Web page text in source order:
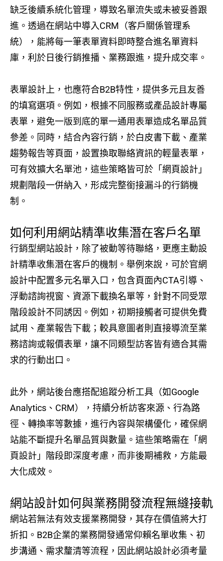
缺乏後續系統化管理，導致名單流失或未被妥善跟
進。透過在網站中導入CRM（客戶關係管理系
統），能將每一筆表單資料即時整合進名單資料
庫，利於日後行銷推播、業務跟進，提升成交率。
表單設計上，也應符合B2B特性，提供多元且友善
的填寫選項。例如，根據不同服務或產品設計專屬
表單，避免一版到底的單一通用表單造成名單品質
參差。同時，結合內容行銷，於白皮書下載、產業
趨勢報告等頁面，設置換取聯絡資訊的輕量表單，
可有效擴大名單池，這些策略皆可於「網頁設計」
規劃階段一併納入，形成完整銜接漏斗的行銷機
制。
如何利用網站精準收集潛在客戶名單
行銷型網站設計，除了被動等待聯絡，更應主動設
計精準收集潛在客戶的機制。舉例來說，可於官網
設計中配置多元名單入口，包含頁面內CTA引導、
浮動諮詢視窗、資源下載換名單等，針對不同受眾
階段設計不同誘因。例如，初期接觸者可提供免費
試用、產業報告下載；較具意圖者則直接導流至業
務諮詢或報價表單，讓不同類型訪客皆有適合其需
求的行動出口。
此外，網站後台應搭配追蹤分析工具（如Google
Analytics、CRM），持續分析訪客來源、行為路
徑、轉換率等數據，進行內容與架構優化，確保網
站能不斷提升名單品質與數量。這些策略需在「網
頁設計」階段即深度考慮，而非後期補救，方能最
大化成效。
網站設計如何與業務開發流程無縫接軌
網站若無法有效支援業務開發，其存在價值將大打
折扣。B2B企業的業務開發通常仰賴名單收集、初
步溝通、需求釐清等流程，因此網站設計必須考量